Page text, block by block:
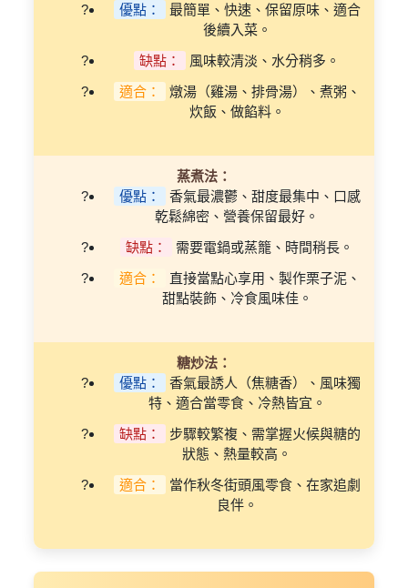
優點：
最簡單、快速、保留原味、適合
後續入菜。
缺點：
風味較清淡、水分稍多。
適合：
燉湯（雞湯、排骨湯）、煮粥、
炊飯、做餡料。
蒸煮法：
優點：
香氣最濃鬱、甜度最集中、口感
乾鬆綿密、營養保留最好。
缺點：
需要電鍋或蒸籠、時間稍長。
適合：
直接當點心享用、製作栗子泥、
甜點裝飾、冷食風味佳。
糖炒法：
優點：
香氣最誘人（焦糖香）、風味獨
特、適合當零食、冷熱皆宜。
缺點：
步驟較繁複、需掌握火候與糖的
狀態、熱量較高。
適合：
當作秋冬街頭風零食、在家追劇
良伴。